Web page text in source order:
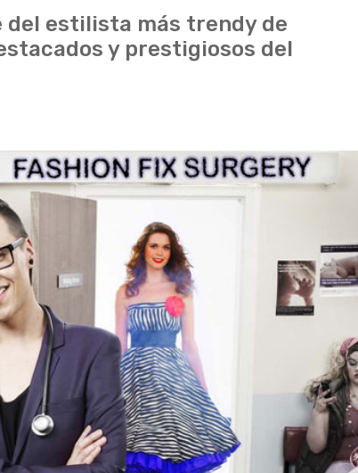
del estilista más trendy de
y prestigiosos del